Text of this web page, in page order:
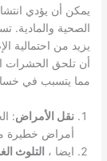
يمكن أن يؤدي
الصحية والمادية.
يزيد من احتمالية
أن تلحق الحشرات
مما يتسبب في
نقل الأمراض:
أمراض خطيرة
ايضا ، التلوث